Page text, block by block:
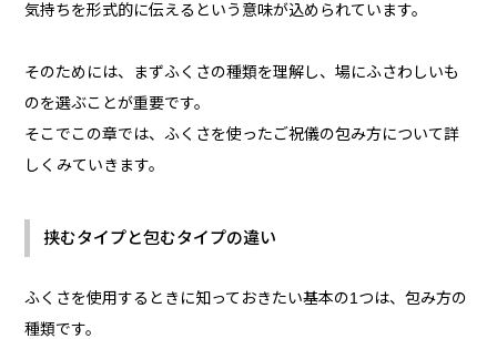
気持ちを形式的に伝えるという意味が込められています。
そのためには、まずふくさの種類を理解し、場にふさわしいも
のを選ぶことが重要です。
そこでこの章では、ふくさを使ったご祝儀の包み方について詳
しくみていきます。
挟むタイプと包むタイプの違い
ふくさを使用するときに知っておきたい基本の1つは、包み方の
種類です。